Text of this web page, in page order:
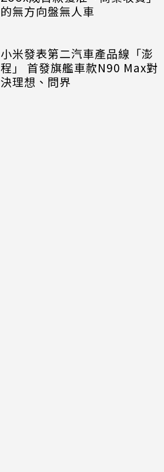
的無方向盤無人車
小米發表第二汽車產品線「澎
程」 首發旗艦車款N90 Max對
決理想、問界